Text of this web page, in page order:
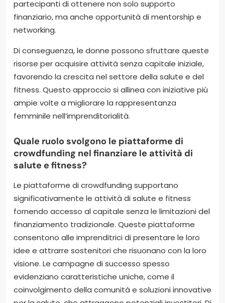
partecipanti di ottenere non solo supporto
finanziario, ma anche opportunità di mentorship e
networking.
Di conseguenza, le donne possono sfruttare queste
risorse per acquisire attività senza capitale iniziale,
favorendo la crescita nel settore della salute e del
fitness. Questo approccio si allinea con iniziative più
ampie volte a migliorare la rappresentanza
femminile nell’imprenditorialità.
Quale ruolo svolgono le piattaforme di
crowdfunding nel finanziare le attività di
salute e fitness?
Le piattaforme di crowdfunding supportano
significativamente le attività di salute e fitness
fornendo accesso al capitale senza le limitazioni del
finanziamento tradizionale. Queste piattaforme
consentono alle imprenditrici di presentare le loro
idee e attrarre sostenitori che risuonano con la loro
visione. Le campagne di successo spesso
evidenziano caratteristiche uniche, come il
coinvolgimento della comunità e soluzioni innovative